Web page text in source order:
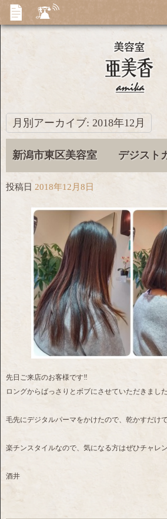
月別アーカイブ: 2018年12月
新潟市東区美容室 デジスト
投稿日 2018年12月8日
先日ご来店のお客様です‼
ロングからばっさりとボブにさせていただきまし
毛先にデジタルパーマをかけたので、乾かすだけ
楽チンスタイルなので、気になる方はぜひチャレ
酒井